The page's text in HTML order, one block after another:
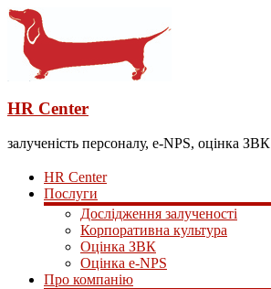
HR Center
залученість персоналу, e-NPS, оцінка ЗВК
HR Center
Послуги
Дослідження залученості
Корпоративна культура
Оцінка ЗВК
Оцінка e-NPS
Про компанію